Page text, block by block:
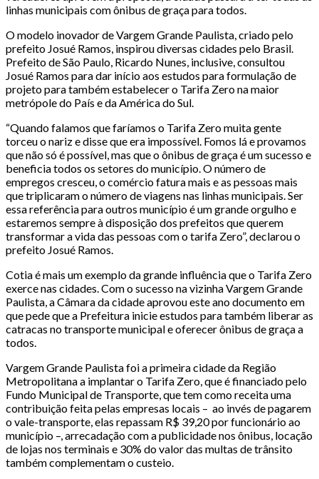
linhas municipais com ônibus de graça para todos.
O modelo inovador de Vargem Grande Paulista, criado pelo
prefeito Josué Ramos, inspirou diversas cidades pelo Brasil.
Prefeito de São Paulo, Ricardo Nunes, inclusive, consultou
Josué Ramos para dar início aos estudos para formulação de
projeto para também estabelecer o Tarifa Zero na maior
metrópole do País e da América do Sul.
“Quando falamos que faríamos o Tarifa Zero muita gente
torceu o nariz e disse que era impossível. Fomos lá e provamos
que não só é possível, mas que o ônibus de graça é um sucesso e
beneficia todos os setores do município. O número de
empregos cresceu, o comércio fatura mais e as pessoas mais
que triplicaram o número de viagens nas linhas municipais. Ser
essa referência para outros município é um grande orgulho e
estaremos sempre à disposição dos prefeitos que querem
transformar a vida das pessoas com o tarifa Zero”, declarou o
prefeito Josué Ramos.
Cotia é mais um exemplo da grande influência que o Tarifa Zero
exerce nas cidades. Com o sucesso na vizinha Vargem Grande
Paulista, a Câmara da cidade aprovou este ano documento em
que pede que a Prefeitura inicie estudos para também liberar as
catracas no transporte municipal e oferecer ônibus de graça a
todos.
Vargem Grande Paulista foi a primeira cidade da Região
Metropolitana a implantar o Tarifa Zero, que é financiado pelo
Fundo Municipal de Transporte, que tem como receita uma
contribuição feita pelas empresas locais – ao invés de pagarem
o vale-transporte, elas repassam R$ 39,20 por funcionário ao
município –, arrecadação com a publicidade nos ônibus, locação
de lojas nos terminais e 30% do valor das multas de trânsito
também complementam o custeio.